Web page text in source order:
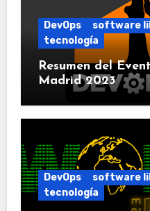
DevOps software
tecnología
Resumen del
Madrid 2023
DevOps software
tecnología